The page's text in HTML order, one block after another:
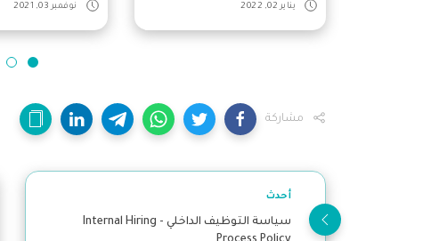
يناير 02, 2022 نوفمبر 03, 2021
مشاركة
أحدث
سياسة التوظيف الداخلي - Internal Hiring